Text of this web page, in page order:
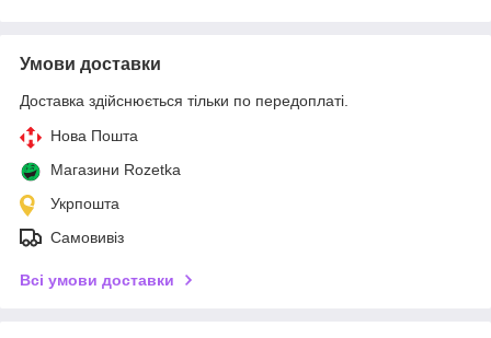
Умови доставки
Доставка здійснюється тільки по передоплаті.
Нова Пошта
Магазини Rozetka
Укрпошта
Самовивіз
Всі умови доставки